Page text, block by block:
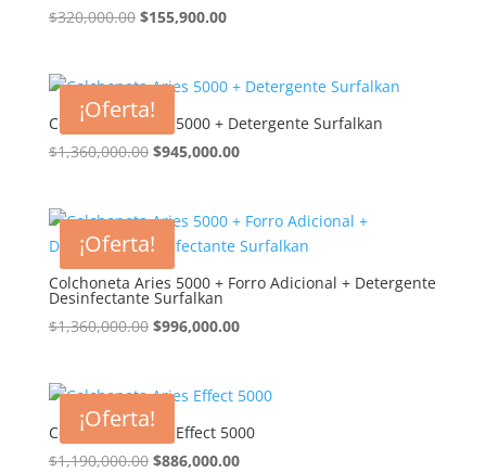
$320,000.00 El
era:
$320,000.00.
$155,900.00El
es:
$155,900.00.
¡Oferta!
Colchoneta Aries 5000 + Detergente Surfalkan
$1,360,000.00 El
era:
$1,360,000.00.
$945,000.00El
es:
$945,000.00.
¡Oferta!
Colchoneta Aries 5000 + Forro Adicional + Detergente
Desinfectante Surfalkan
$1,360,000.00 El
era:
$1,360,000.00.
$996,000.00El
es:
$996,000.00.
¡Oferta!
Colchoneta Aries Effect 5000
$1,190,000.00 El
$886,000.00El